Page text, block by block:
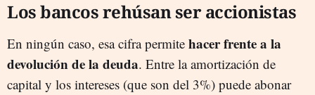
Los bancos rehúsan ser accionistas
En ningún caso, esa cifra permite hacer frente a la
devolución de la deuda. Entre la amortización de
capital y los intereses (que son del 3%) puede abonar